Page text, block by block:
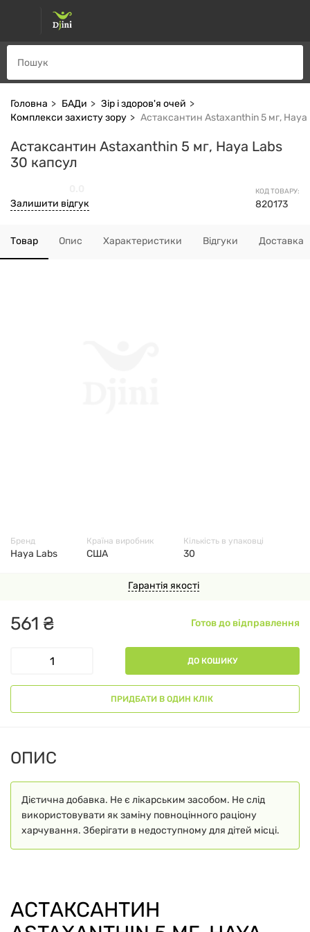
Головна БАДи
Зір і здоров'я очей
Комплекси захисту зору
Астаксантин Astaxanthin 5 мг, Haya
Астаксантин Astaxanthin 5 мг, Haya Labs
30 капсул
КОД ТОВАРУ:
820173
Залишити відгук
Товар Опис Характеристики Відгуки Доставка
Гарантія якості
561 ₴ Готов до відправлення
ДО КОШИКУ
ПРИДБАТИ В ОДИН КЛІК
Бренд
Haya Labs
Країна виробник
США
Кількість в упаковці
30
ОПИС
Дієтична добавка. Не є лікарським засобом. Не слід
використовувати як заміну повноцінного раціону
харчування. Зберігати в недоступному для дітей місці.
АСТАКСАНТИН